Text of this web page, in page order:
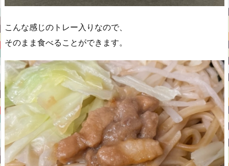
こんな感じのトレー入りなので、
そのまま食べることができます。